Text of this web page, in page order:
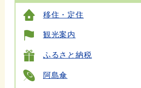
移住・定住
観光案内
ふるさと納税
阿島傘